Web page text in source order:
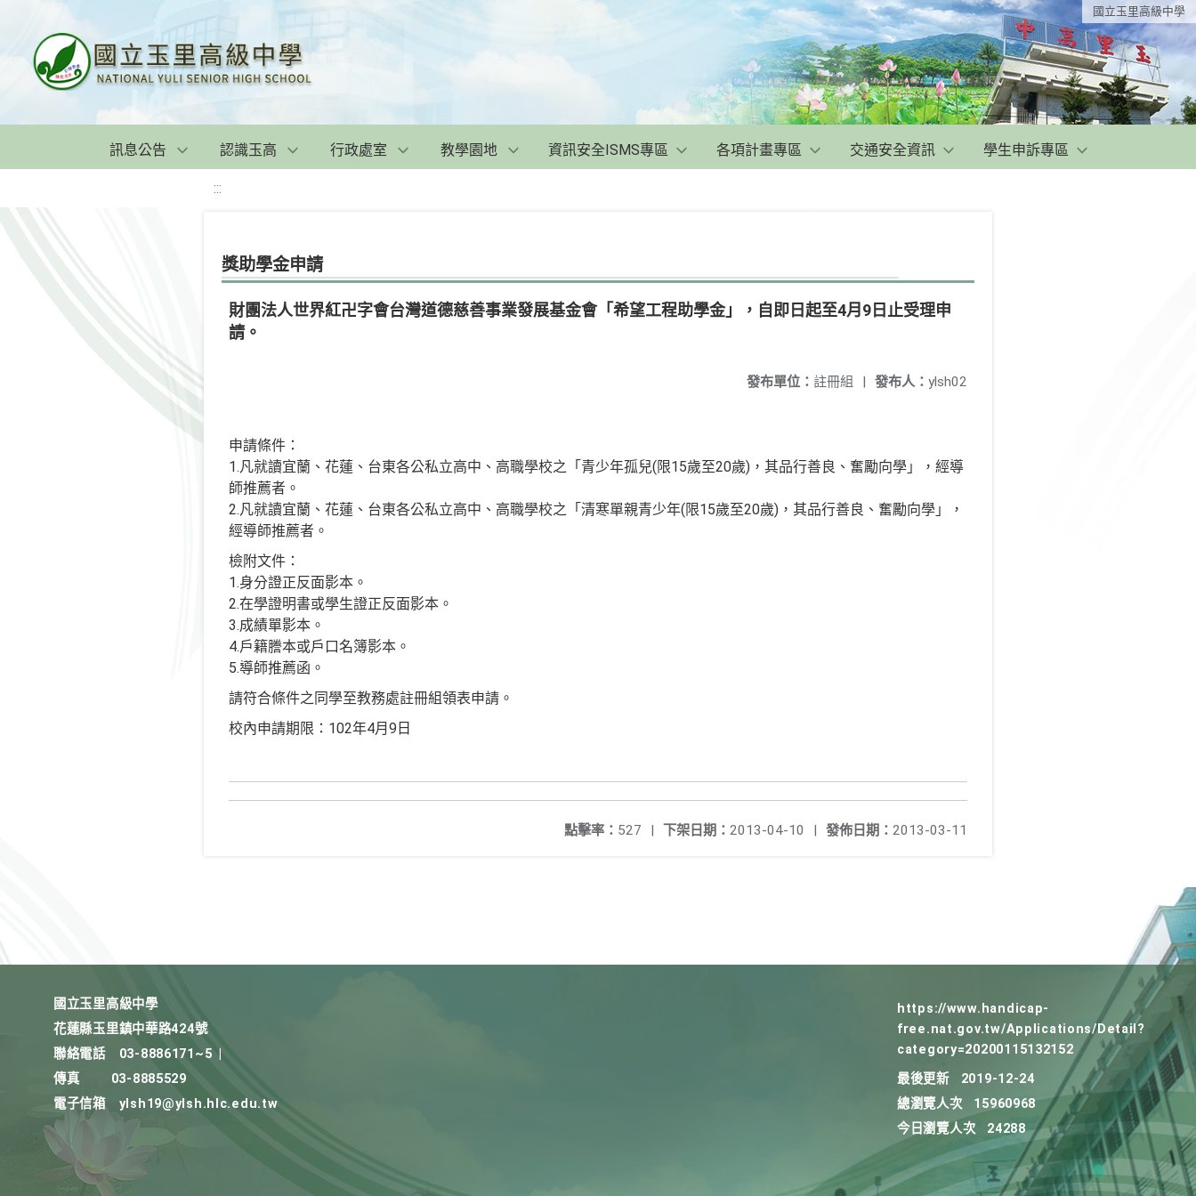
國立玉里高級中學
訊息公告 認識玉高 行政處室 教學園地 資訊安全ISMS專區 各項計畫專區 交通安全資訊 學生申訴專區
:::
獎助學金申請
財團法人世界紅卍字會台灣道德慈善事業發展基金會「希望工程助學金」，自即日起至4月9日止受理申
請。
發布人： ylsh02
發布單位： 註冊組 |
申請條件：
1.凡就讀宜蘭、花蓮、台東各公私立高中、高職學校之「青少年孤兒(限15歲至20歲)，其品行善良、奮勵向學」，經導
師推薦者。
2.凡就讀宜蘭、花蓮、台東各公私立高中、高職學校之「清寒單親青少年(限15歲至20歲)，其品行善良、奮勵向學」，
經導師推薦者。
檢附文件：
1.身分證正反面影本。
2.在學證明書或學生證正反面影本。
3.成績單影本。
4.戶籍謄本或戶口名簿影本。
5.導師推薦函。
請符合條件之同學至教務處註冊組領表申請。
校內申請期限：102年4月9日
發佈日期： 2013-03-11
下架日期： 2013-04-10 |
點擊率： 527 |
國立玉里高級中學
花蓮縣玉里鎮中華路424號
聯絡電話
03-8886171~5
傳真
03-8885529
電子信箱
ylsh19@ylsh.hlc.edu.tw
https://www.handicap-
free.nat.gov.tw/Applications/Detail?
category=20200115132152
最後更新
2019-12-24
總瀏覽人次
15960968
今日瀏覽人次
24288